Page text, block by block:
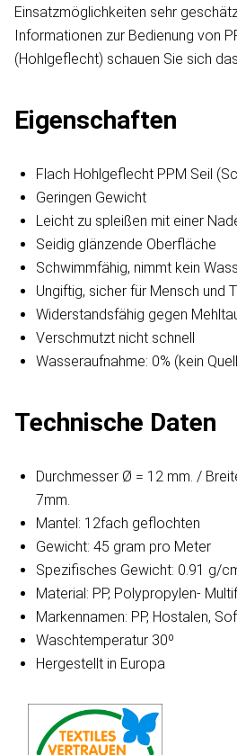
Einsatzmöglichkeiten sehr
Informationen zur Bedienung von
(Hohlgeflecht) schauen Sie sich
Eigenschaften
Flach Hohlgeflecht PPM Seil
Geringen Gewicht
Leicht zu spleißen mit einer
Seidig glänzende Oberfläche
Schwimmfähig, nimmt kein
Ungiftig, sicher für Mensch und
Widerstandsfähig gegen
Verschmutzt nicht schnell
Wasseraufnahme: 0% (kein
Technische Daten
Durchmesser Ø = 12 mm. /
7mm.
Mantel: 12fach geflochten
Gewicht: 45 gram pro Meter
Spezifisches Gewicht: 0.91 g/
Material: PP, Polypropylen-
Markennamen: PP, Hostalen,
Waschtemperatur 30º
Hergestellt in Europa